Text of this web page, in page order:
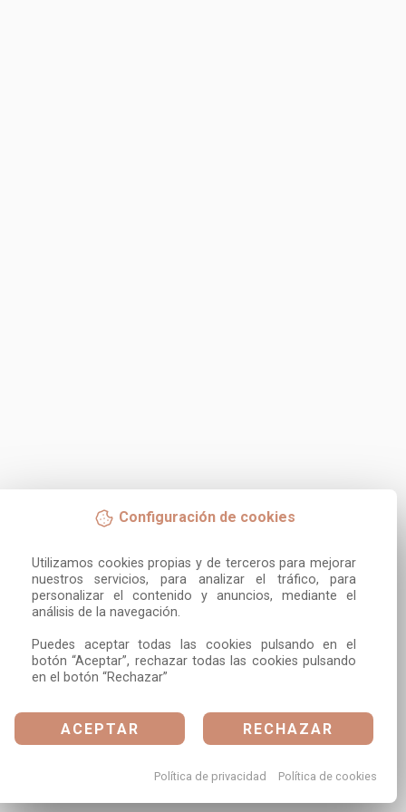
Configuración de cookies
Utilizamos cookies propias y de terceros para mejorar
nuestros servicios, para analizar el tráfico, para
personalizar el contenido y anuncios, mediante el
análisis de la navegación.
Puedes aceptar todas las cookies pulsando en el
botón “Aceptar”, rechazar todas las cookies pulsando
en el botón “Rechazar”
ACEPTAR RECHAZAR
Política de privacidad Política de cookies